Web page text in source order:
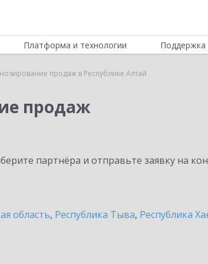
Платформа и технологии Поддержка
продаж в Республике Алтай
продаж
партнёра и отправьте заявку на
область, Республика Тыва, Республика